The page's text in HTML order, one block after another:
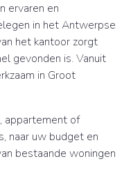
ervaren en
in het Antwerpse
het kantoor zorgt
gevonden is. Vanuit
in Groot
appartement of
naar uw budget en
bestaande woningen